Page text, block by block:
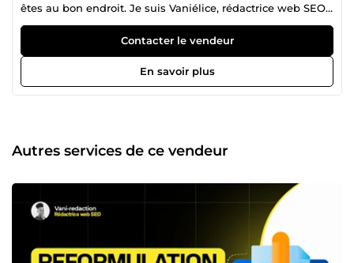
êtes au bon endroit. Je suis Vaniélice, rédactrice web SEO
freelance spécialisée dans la création de contenus
stratégiques, engageants et optimisés pour les moteurs de
recherche. Avec 4 années d’expérience en rédaction
freelance, j’accompagne les entreprises, entrepreneurs,
blogs et sites e-commerce dans le développement de leur
réseaux sociaux avant de me spécialiser en rédaction web
SEO afin d’allier créativité rédactionnelle et performance
blog SEO ✔️ Pages web optimisées ✔️ Fiches produits e-
commerce ✔️ Contenus pour sites vitrines ✔️
Communiqués de presse ✔️ Contenus LinkedIn et réseaux
sociaux ✔️ Réécriture et optimisation SEO de contenus
existants Mon objectif : créer des contenus qui plaisent
Contacter le vendeur
En savoir plus
Autres services de ce vendeur